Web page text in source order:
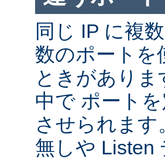
同じ IP に複
数のポートを
ときがあり
中で ポート
させられます
無しや Listen